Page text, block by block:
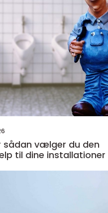
til dine installationer